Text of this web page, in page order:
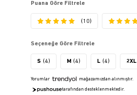
Puana Göre Filtrele
(10)
Seçeneğe Göre Filtrele
S (4) M (4) L (4) 2XL
Yorumlar mağazamızdan alınmıştır.
tarafından desteklenmektedir.